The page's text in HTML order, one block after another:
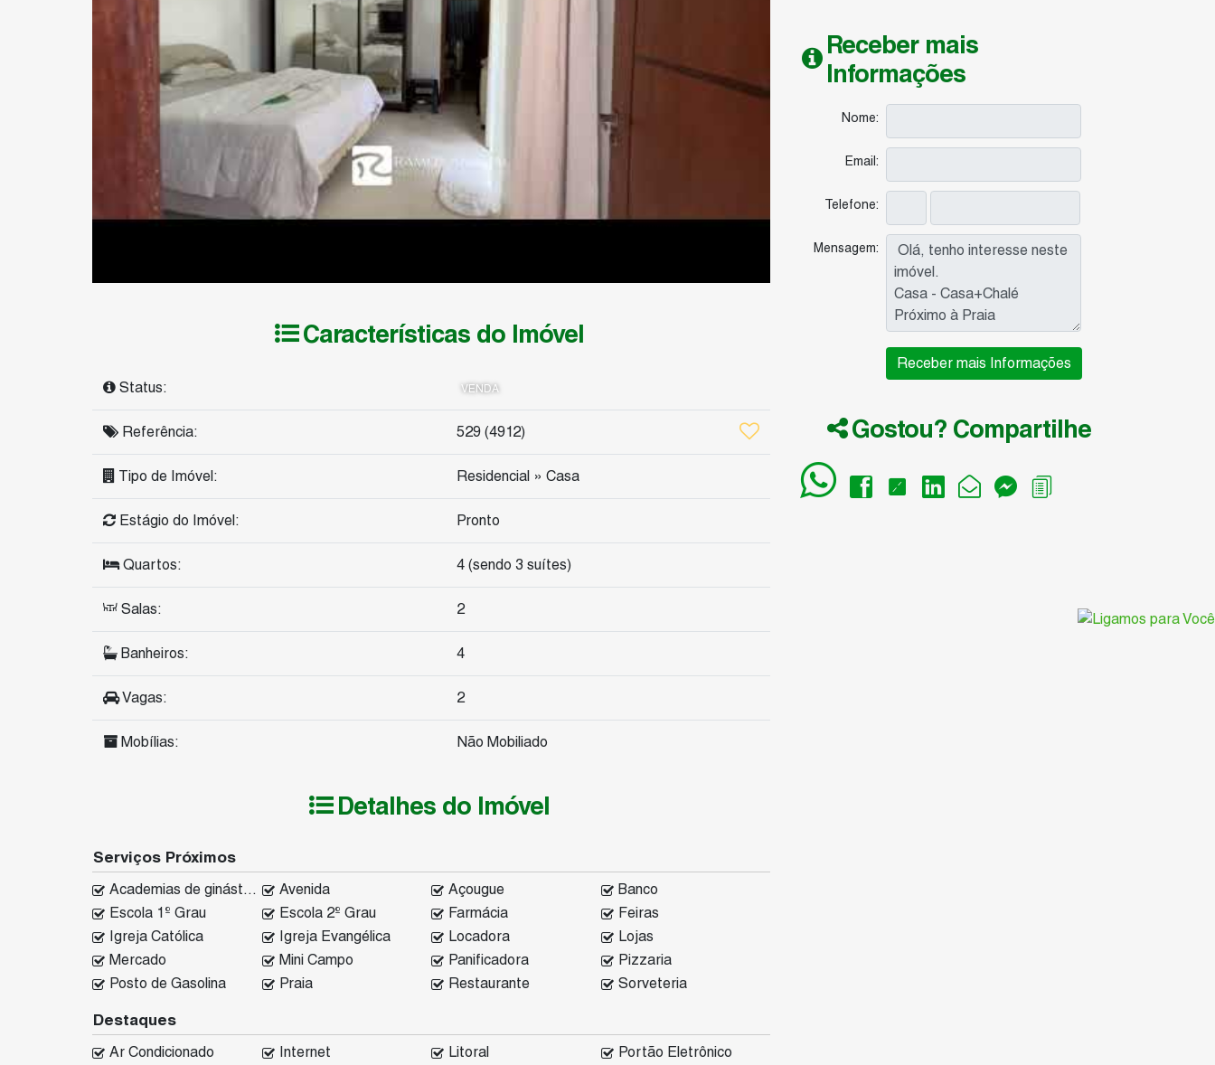
Características do Imóvel
Status: VENDA
Referência: 529 (4912)
Tipo de Imóvel: Residencial » Casa
Estágio do Imóvel: Pronto
Quartos: 4 (sendo 3 suítes)
Salas: 2
Banheiros: 4
Vagas: 2
Mobílias: Não Mobiliado
Detalhes do Imóvel
Serviços Próximos
Academias de ginástica Avenida Açougue
Banco
Escola 1º Grau
Escola 2º Grau Farmácia
Feiras
Igreja Católica
Igreja Evangélica Locadora
Lojas
Mercado
Mini Campo Panificadora
Pizzaria
Posto de Gasolina
Praia Restaurante Sorveteria
Destaques
Ar Condicionado Internet Litoral
Portão Eletrônico
Receber mais
Informações
Nome:
Email:
Telefone:
Mensagem:
Gostou? Compartilhe